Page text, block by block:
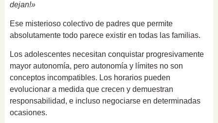
dejan!»
Ese misterioso colectivo de padres que permite
absolutamente todo parece existir en todas las familias.
Los adolescentes necesitan conquistar progresivamente
mayor autonomía, pero autonomía y límites no son
conceptos incompatibles. Los horarios pueden
evolucionar a medida que crecen y demuestran
responsabilidad, e incluso negociarse en determinadas
ocasiones.